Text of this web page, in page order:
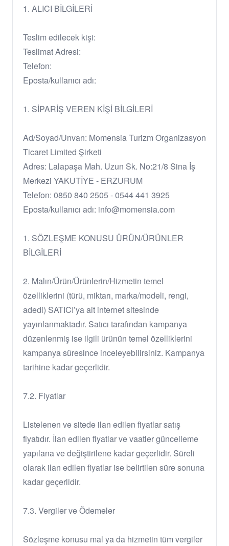
1. ALICI BİLGİLERİ
Teslim edilecek kişi:
Teslimat Adresi:
Telefon:
Eposta/kullanıcı adı:
1. SİPARİŞ VEREN KİŞİ BİLGİLERİ
Ad/Soyad/Unvan: Momensia Turizm Organizasyon
Ticaret Limited Şirketi
Adres: Lalapaşa Mah. Uzun Sk. No:21/8 Sina İş
Merkezi YAKUTİYE - ERZURUM
Telefon: 0850 840 2505 - 0544 441 3925
Eposta/kullanıcı adı: info@momensia.com
1. SÖZLEŞME KONUSU ÜRÜN/ÜRÜNLER
BİLGİLERİ
2. Malın/Ürün/Ürünlerin/Hizmetin temel
özelliklerini (türü, miktarı, marka/modeli, rengi,
adedi) SATICI’ya ait internet sitesinde
yayınlanmaktadır. Satıcı tarafından kampanya
düzenlenmiş ise ilgili ürünün temel özelliklerini
kampanya süresince inceleyebilirsiniz. Kampanya
tarihine kadar geçerlidir.
7.2. Fiyatlar
Listelenen ve sitede ilan edilen fiyatlar satış
fiyatıdır. İlan edilen fiyatlar ve vaatler güncelleme
yapılana ve değiştirilene kadar geçerlidir. Süreli
olarak ilan edilen fiyatlar ise belirtilen süre sonuna
kadar geçerlidir.
7.3. Vergiler ve Ödemeler
Sözleşme konusu mal ya da hizmetin tüm vergiler